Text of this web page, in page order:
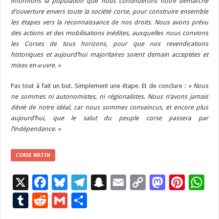
d’ouverture envers toute la société corse, pour construire ensemble
les étapes vers la reconnaissance de nos droits. Nous avons prévu
des actions et des mobilisations inédites, auxquelles nous convions
les Corses de tous horizons, pour que nos revendications
historiques et aujourd’hui majoritaires soient demain acceptées et
mises en œuvre. »
Pas tout à fait un but. Simplement une étape. Et de conclure : « Nous
ne sommes ni autonomistes, ni régionalistes. Nous n’avons jamais
dévié de notre idéal, car nous sommes convaincus, et encore plus
aujourd’hui, que le salut du peuple corse passera par
l’indépendance. »
CORSE MATIN
X
F
ac
e
Bl
u
es
T
S
E
C
M Pi
T
R
G